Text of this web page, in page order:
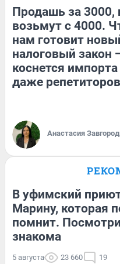
Продашь за 3000,
возьмут с 4000.
нам готовит
налоговый закон
коснется импорта
даже репетиторов
Анастасия
В уфимский
Марину, которая
помнит.
знакома
5 августа 23 660 19